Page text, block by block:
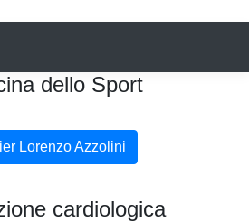
dello Sport
Lorenzo Azzolini
cardiologica